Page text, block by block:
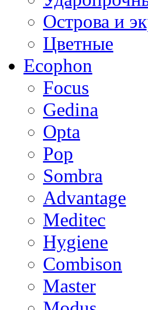
Острова и
Цветные
Ecophon
Focus
Gedina
Opta
Pop
Sombra
Advantage
Meditec
Hygiene
Combison
Master